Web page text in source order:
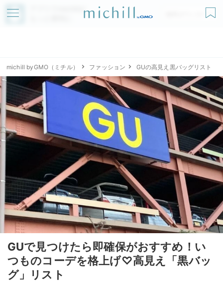
アプリでmichillが
無料ダウンロード
michill byGMO（ミチル） ファッション GUの高見え黒バッグリスト
GUで見つけたら即確保がおすすめ！い
つものコーデを格上げ♡高見え「黒バッ
グ」リスト